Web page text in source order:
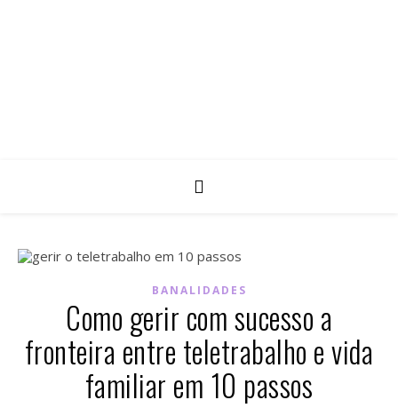
BANALIDADES
Como gerir com sucesso a
fronteira entre teletrabalho e vida
familiar em 10 passos⁣